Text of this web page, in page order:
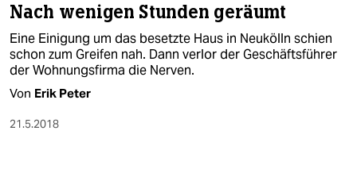
Nach wenigen Stunden geräumt
Eine Einigung um das besetzte Haus in Neukölln schien
schon zum Greifen nah. Dann verlor der Geschäftsführer
der Wohnungsfirma die Nerven.
Von Erik Peter
21.5.2018